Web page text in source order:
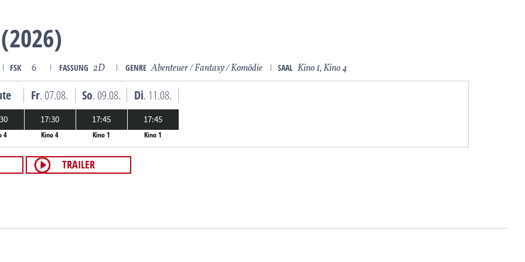
ǀ FSK 6 ǀ FASSUNG 2D ǀ GENRE Abenteuer / Fantasy / Komödie ǀ SAAL Kino 1, Kino 4
4
Fr. 07.08.
17:30
Kino 4
So. 09.08.
17:45
Kino 1
Di. 11.08.
17:45
Kino 1
TRAILER